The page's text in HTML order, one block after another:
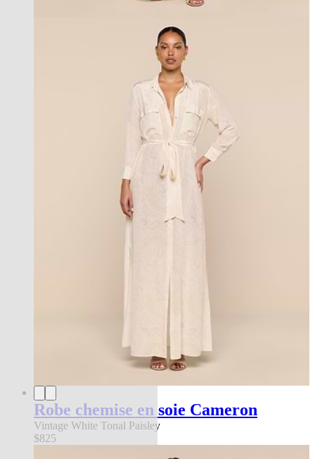
Robe chemise en soie Cameron
Vintage White Tonal Paisley
$825